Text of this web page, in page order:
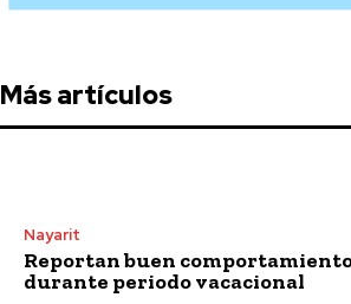
Más artículos
Nayarit
Reportan buen
durante periodo vacacional